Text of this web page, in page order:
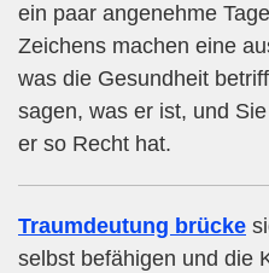
ein paar angenehme
Zeichens machen eine
was die Gesundheit
sagen, was er ist, und
er so Recht hat.
Traumdeutung brücke
selbst befähigen und die